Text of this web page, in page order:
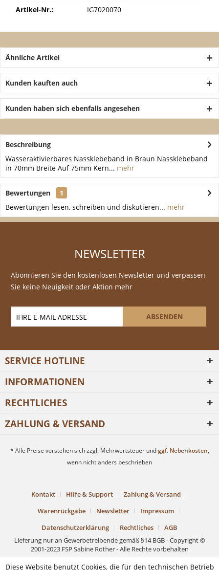
Artikel-Nr.: IG7020070
Ähnliche Artikel
Kunden kauften auch
Kunden haben sich ebenfalls angesehen
Beschreibung
Wasseraktivierbares Nassklebeband in Braun Nassklebeband
in 70mm Breite Auf 75mm Kern... mehr
Bewertungen
1
Bewertungen lesen, schreiben und diskutieren... mehr
NEWSLETTER
Abonnieren Sie den kostenlosen Newsletter und verpassen
Sie keine Neuigkeit oder Aktion mehr
ABSENDEN
SERVICE HOTLINE
INFORMATIONEN
RECHTLICHES
ZAHLUNG & VERSAND
* Alle Preise verstehen sich zzgl. Mehrwertsteuer undggf. Nebenkosten,
wenn nicht anders beschrieben
Kontakt Hilfe & Support
Zahlung & Versand
Warenrückgabe
Newsletter
Impressum
Datenschutzerklärung
Rechtliches
AGB
Lieferung nur an Gewerbetreibende gemäß §14 BGB - Copyright ©
2001-2023 FSP Sabine Rother - Alle Rechte vorbehalten
Diese Website benutzt Cookies, die für den technischen Betrieb